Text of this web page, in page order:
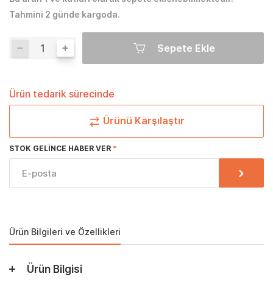
Tahmini 2 günde kargoda.
Sepete Ekle
Ürün tedarik sürecinde
Ürünü Karşılaştır
STOK GELINCE HABER VER
Ürün Bilgileri ve Özellikleri
Ürün Bilgisi